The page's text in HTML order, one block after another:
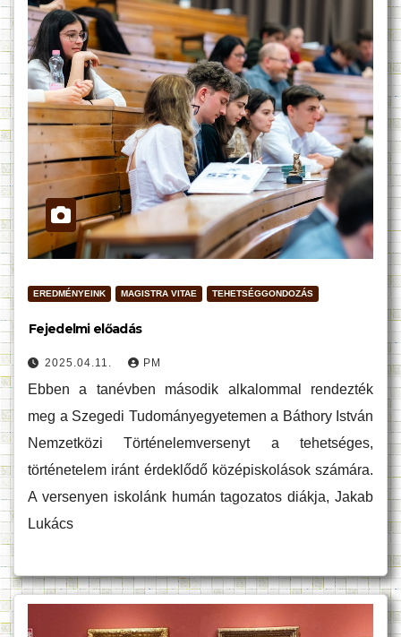
EREDMÉNYEINK MAGISTRA VITAE TEHETSÉGGONDOZÁS
Fejedelmi előadás
2025.04.11. PM
Ebben a tanévben második alkalommal rendezték
meg a Szegedi Tudományegyetemen a Báthory István
Nemzetközi Történelemversenyt a tehetséges,
történetelem iránt érdeklődő középiskolások számára.
A versenyen iskolánk humán tagozatos diákja, Jakab
Lukács